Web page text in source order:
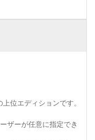
位エディションです。
ザーが任意に指定でき